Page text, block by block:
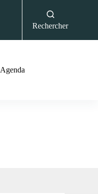
Rechercher
Agenda